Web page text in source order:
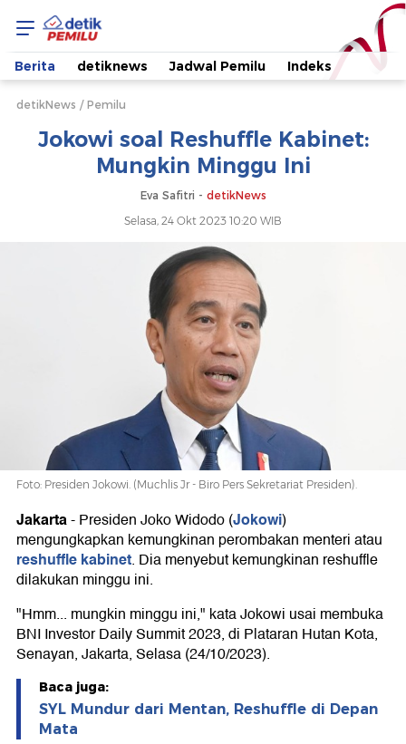
Jokowi
soal
Reshuffle
Kabinet:
Mungkin
Berita detiknews Jadwal Pemilu Indeks
detikNews Pemilu
Jokowi soal Reshuffle Kabinet:
Mungkin Minggu Ini
Eva Safitri - detikNews
Selasa, 24 Okt 2023 10:20 WIB
Foto: Presiden Jokowi. (Muchlis Jr - Biro Pers Sekretariat Presiden).
Jakarta-Presiden Joko Widodo (Jokowi)
mengungkapkan kemungkinan perombakan menteri atau
reshuffle kabinet. Dia menyebut kemungkinan reshuffle
dilakukan minggu ini.
"Hmm... mungkin minggu ini," kata Jokowi usai membuka
BNI Investor Daily Summit 2023, di Plataran Hutan Kota,
Senayan, Jakarta, Selasa (24/10/2023).
Baca juga:
SYL Mundur dari Mentan, Reshuffle di Depan
Mata